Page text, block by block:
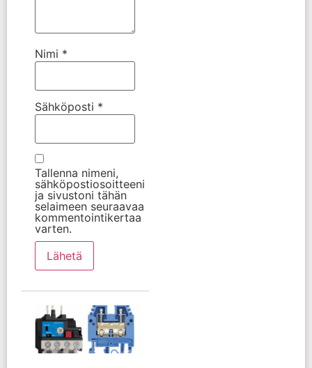
Nimi *
Sähköposti *
Tallenna nimeni,
sähköpostiosoitteeni
ja sivustoni tähän
selaimeen seuraavaa
kommentointikertaa
varten.